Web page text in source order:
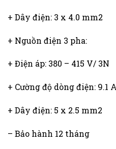
+ Dây điện: 3 x 4.0 mm2
+ Nguồn điện 3 pha:
+ Điện áp: 380 – 415 V/ 3N
+ Cường độ dòng điện: 9.1 A
+ Dây điện: 5 x 2.5 mm2
– Bảo hành 12 tháng